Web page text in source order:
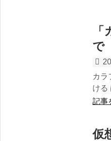
で
カラ
ける
記事
仮